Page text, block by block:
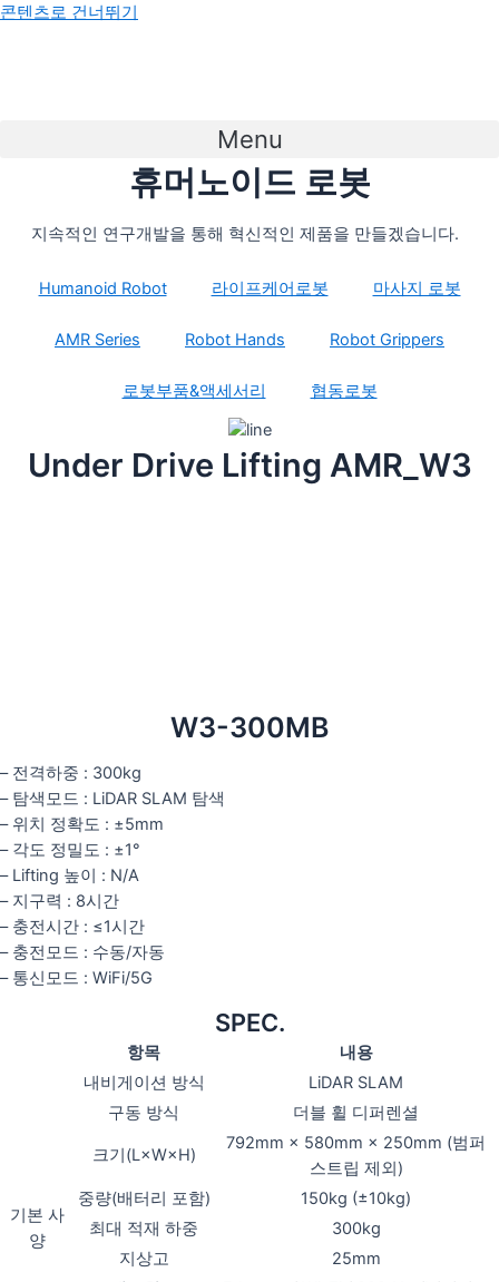
콘텐츠로 건너뛰기
Menu
휴머노이드 로봇
지속적인 연구개발을 통해 혁신적인 제품을 만들겠습니다.
Humanoid Robot 라이프케어로봇 마사지 로봇
AMR Series Robot Hands Robot Grippers
로봇부품&액세서리 협동로봇
Under Drive Lifting AMR_W3
W3-300MB
– 전격하중 : 300kg
– 탐색모드 : LiDAR SLAM 탐색
– 위치 정확도 : ±5mm
– 각도 정밀도 : ±1°
– Lifting 높이 : N/A
– 지구력 : 8시간
– 충전시간 : ≤1시간
– 충전모드 : 수동/자동
– 통신모드 : WiFi/5G
SPEC.
항목 내용
기본 사
양
내비게이션 방식
LiDAR SLAM
구동 방식
더블 휠 디퍼렌셜
크기(L×W×H)
792mm × 580mm × 250mm (범퍼
스트립 제외)
중량(배터리 포함)
150kg (±10kg)
최대 적재 하중
300kg
지상고
25mm